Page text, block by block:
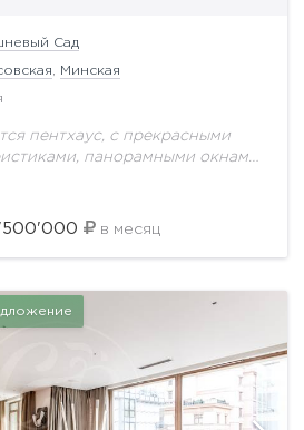
Сад
Минская
пентхаус, с прекрасными
панорамными окнами
с идеально продуманной
жизни семьи.
в месяц